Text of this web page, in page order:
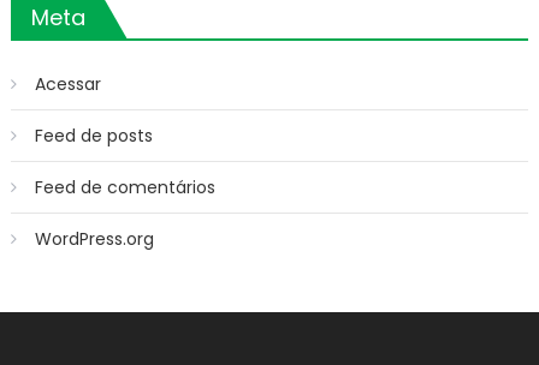
Meta
Acessar
Feed de posts
Feed de comentários
WordPress.org